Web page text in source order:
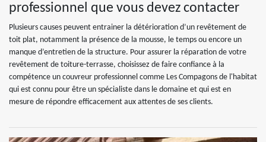
professionnel que vous devez contacter
Plusieurs causes peuvent entrainer la détérioration d’un revêtement de
toit plat, notamment la présence de la mousse, le temps ou encore un
manque d’entretien de la structure. Pour assurer la réparation de votre
revêtement de toiture-terrasse, choisissez de faire confiance à la
compétence un couvreur professionnel comme Les Compagons de l'habitat
qui est connu pour être un spécialiste dans le domaine et qui est en
mesure de répondre efficacement aux attentes de ses clients.